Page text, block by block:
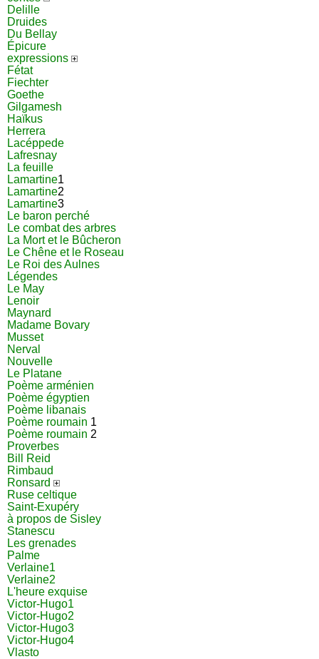
Delille
Druides
Du Bellay
Épicure
expressions
Fétat
Fiechter
Goethe
Gilgamesh
Haïkus
Herrera
Lacéppede
Lafresnay
La feuille
Lamartine1
Lamartine2
Lamartine3
Le baron perché
Le combat des arbres
La Mort et le Bûcheron
Le Chêne et le Roseau
Le Roi des Aulnes
Légendes
Le May
Lenoir
Maynard
Madame Bovary
Musset
Nerval
Nouvelle
Le Platane
Poème arménien
Poème égyptien
Poème libanais
Poème roumain 1
Poème roumain 2
Proverbes
Bill Reid
Rimbaud
Ronsard
Ruse celtique
Saint-Exupéry
à propos de Sisley
Stanescu
Les grenades
Palme
Verlaine1
Verlaine2
L'heure exquise
Victor-Hugo1
Victor-Hugo2
Victor-Hugo3
Victor-Hugo4
Vlasto